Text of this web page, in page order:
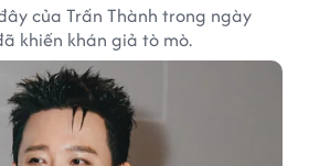
của Trấn Thành trong ngày
khiến khán giả tò mò.